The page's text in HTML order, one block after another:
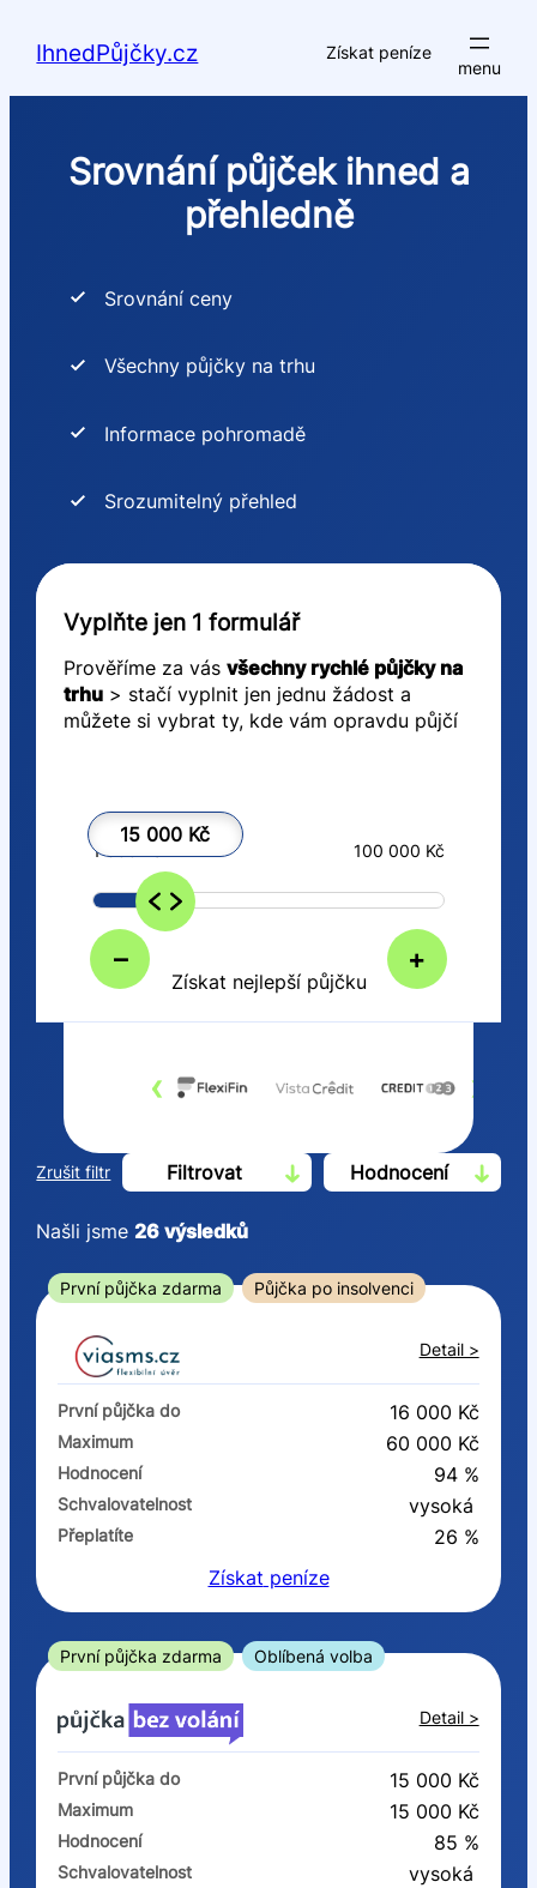
IhnedPůjčky.cz Získat peníze
Srovnání půjček ihned a
přehledně
Srovnání ceny
Všechny půjčky na trhu
Informace pohromadě
Srozumitelný přehled
Vyplňte jen 1 formulář
Prověříme za vás všechny rychlé půjčky na
trhu> stačí vyplnit jen jednu žádost a
můžete si vybrat ty, kde vám opravdu půjčí
15 000 Kč
– +
1 000 Kč 100 000 Kč
Získat nejlepší půjčku
‹ ›
Zrušit filtr Filtrovat Hodnocení
Od
První půjčka zdarma
–
ano
Ve zkušebce
ano
ne
V exekuci
ano
ne
Po insolvenci
Našli jsme26 výsledků
První půjčka zdarma Půjčka po insolvenci
Detail >
První půjčka do 16 000 Kč
Maximum 60 000 Kč
Hodnocení 94 %
Schvalovatelnost vysoká
Přeplatíte
26 %
Získat peníze
První půjčka zdarma Oblíbená volba
Detail >
První půjčka do 15 000 Kč
Maximum 15 000 Kč
Hodnocení 85 %
Schvalovatelnost vysoká